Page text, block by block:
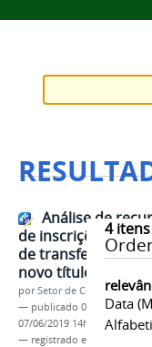
4itens
Data
Análise de
de inscrições
de transferência e
novo título 2019.2
porSetor de Comunicação
— publicado 07/06/2019 —
07/06/2019 14h09
— registrado em: